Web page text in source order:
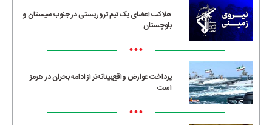
هلاکت اعضای یک تیم تروریستی در جنوب سیستان و
بلوچستان
•••
پرداخت عوارض واقع‌بینانه‌تر از ادامه بحران در هرمز
است
•••